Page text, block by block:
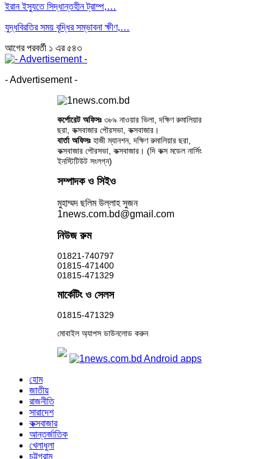
ইরান ইস্যুতে সিদ্ধান্তহীন ট্রাম্প,…
যুদ্ধবিরতির সময় বৃদ্ধির সম্ভাবনা ক্ষীণ,…
আগেরপরবর্তী ১ এর ৫৪৩
- Advertisement -
কর্পোরেট অফিসঃ ৩৮৯ নাওয়ার ভিলা, দক্ষিণ রুমালিয়ার
ছরা, কক্সবাজার পৌরসভা, কক্সবাজার।
বার্তা অফিসঃহাজী ম্যানশন, দক্ষিণ রুমালিয়ার ছরা,
কক্সবাজার পৌরসভা, কক্সবাজার। (দি কক্স মডেল নার্সিং
ইনস্টিটিউট সংলগ্ন)
সম্পাদক ও সিইও
মুহাম্মদ ছলিম উল্লাহ সুজন
1news.com.bd@gmail.com
নিউজ রুম
01821-740797
01815-471400
01815-471329
মার্কেটিং ও সেলস
01815-471329
মোবাইল অ্যাপস ডাউনলোড করুন
হোম
জাতীয়
রাজনীতি
সারাদেশ
কক্সবাজার
আন্তর্জাতিক
খেলাধুলা
চট্টগ্রাম